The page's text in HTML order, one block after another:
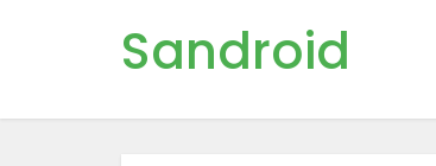
Sandroid